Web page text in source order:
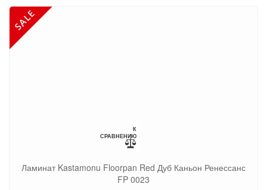
К
СРАВНЕНИЮ
Ламинат Kastamonu Floorpan Red Дуб Каньон Ренессанс
FP 0023